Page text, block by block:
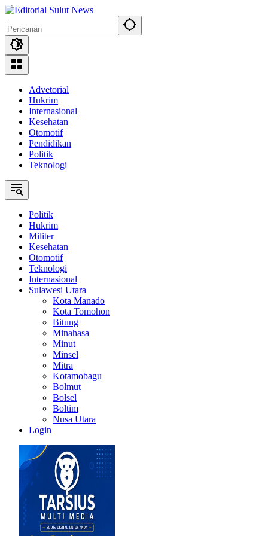
Langsung
konten
Advetorial
Hukrim
Internasional
Kesehatan
Otomotif
Pendidikan
Politik
Teknologi
Politik
Hukrim
Militer
Kesehatan
Otomotif
Teknologi
Internasional
Sulawesi Utara
Kota Manado
Kota Tomohon
Bitung
Minahasa
Minut
Minsel
Mitra
Kotamobagu
Bolmut
Bolsel
Boltim
Nusa Utara
Login